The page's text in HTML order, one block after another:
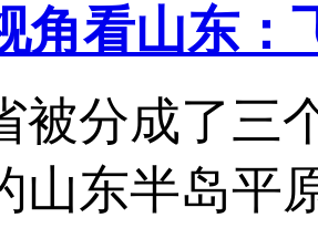
角看山东
被分成了三
山东半岛平